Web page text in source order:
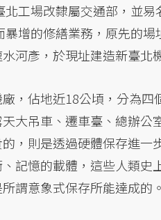
工場改隸屬交通部，並易
增的修繕業務，原先的
河彥，於現址建造新臺北
，佔地近18公頃，分為四
大吊車、遷車臺、總辦公
，則是透過硬體保存進一
記憶的載體，這些人類史
謂意象式保存所能達成的。